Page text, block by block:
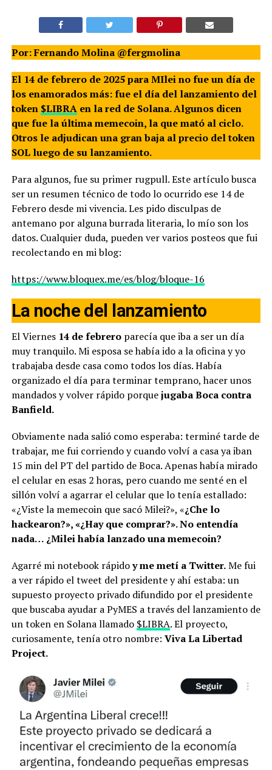
Por: Fernando Molina @fergmolina
El 14 de febrero de 2025 para MIlei no fue un día de
los enamorados más: fue el día del lanzamiento del
token $LIBRAen la red de Solana. Algunos dicen
que fue la última memecoin, la que mató al ciclo.
Otros le adjudican una gran baja al precio del token
SOL luego de su lanzamiento.
Para algunos, fue su primer rugpull. Este artículo busca
ser un resumen técnico de todo lo ocurrido ese 14 de
Febrero desde mi vivencia. Les pido disculpas de
antemano por alguna burrada literaria, lo mío son los
datos. Cualquier duda, pueden ver varios posteos que fui
recolectando en mi blog:
https://www.bloquex.me/es/blog/bloque-16
La noche del lanzamiento
El Viernes 14 de febreroparecía que iba a ser un día
muy tranquilo. Mi esposa se había ido a la oficina y yo
trabajaba desde casa como todos los días. Había
organizado el día para terminar temprano, hacer unos
mandados y volver rápido porquejugaba Boca contra
Banfield.
Obviamente nada salió como esperaba: terminé tarde de
trabajar, me fui corriendo y cuando volví a casa ya iban
15 min del PT del partido de Boca. Apenas había mirado
el celular en esas 2 horas, pero cuando me senté en el
sillón volví a agarrar el celular que lo tenía estallado:
«¿Viste la memecoin que sacó Milei?», «¿Che lo
hackearon?», «¿Hay que comprar?». No entendía
nada… ¿Milei había lanzado una memecoin?
Agarré mi notebook rápidoy me metí a Twitter.Me fui
a ver rápido el tweet del presidente y ahí estaba: un
supuesto proyecto privado difundido por el presidente
que buscaba ayudar a PyMES a través del lanzamiento de
un token en Solana llamado $LIBRA. El proyecto,
curiosamente, tenía otro nombre: Viva La Libertad
Project.